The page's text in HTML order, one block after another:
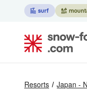
Resorts Japan -